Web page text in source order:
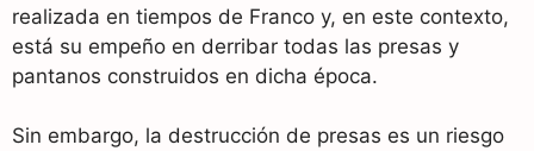
realizada en tiempos de Franco y, en este contexto,
está su empeño en derribar todas las presas y
pantanos construidos en dicha época.
Sin embargo, la destrucción de presas es un riesgo